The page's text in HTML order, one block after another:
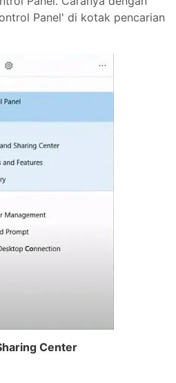
Panel' di kotak pencarian
Center